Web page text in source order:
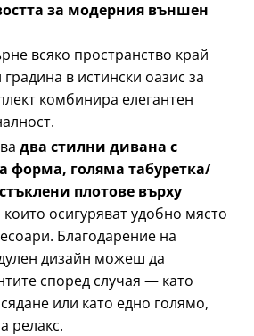
за модерния външен
всяко пространство край
в истински оазис за
комбинира елегантен
два стилни дивана с
форма, голяма табуретка/
плотове върху
които осигуряват удобно място
Благодарение на
дизайн можеш да
според случая — като
или като едно голямо,
релакс.